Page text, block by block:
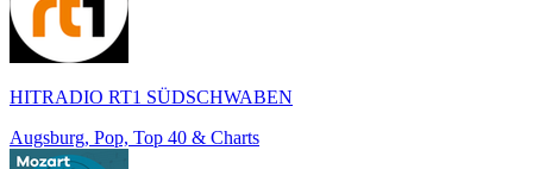
HITRADIO RT1 SÜDSCHWABEN
Augsburg, Pop, Top 40 & Charts